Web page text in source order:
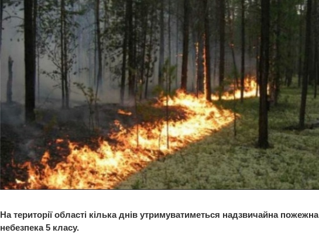
На території області кілька днів утримуватиметься надзвичайна пожежна
небезпека 5 класу.